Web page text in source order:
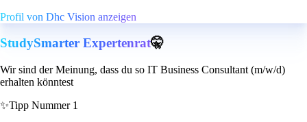
Profil von Dhc Vision anzeigen
StudySmarter Expertenrat🤫
Wir sind der Meinung, dass du so IT Business Consultant (m/w/d)
erhalten könntest
✨Tipp Nummer 1